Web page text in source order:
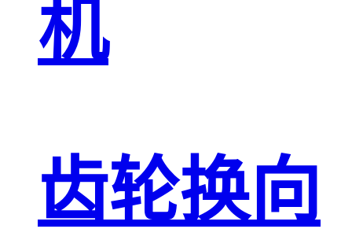
机
齿轮换向